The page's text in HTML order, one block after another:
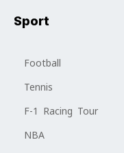
Sport
Football
Tennis
F-1 Racing Tour
NBA